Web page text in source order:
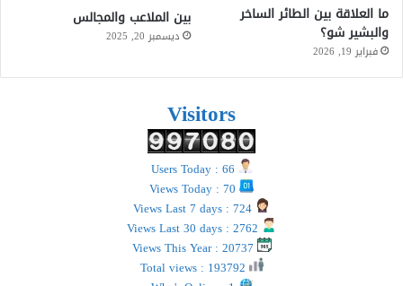
ما العلاقة بين الطائر الساخر
والبشير شو؟
فبراير 19, 2026
بين الملاعب والمجالس
ديسمبر 20, 2025
Visitors